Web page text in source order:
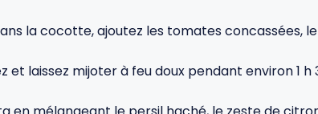
la cocotte, ajoutez les tomates concassées,
et laissez mijoter à feu doux pendant environ 1